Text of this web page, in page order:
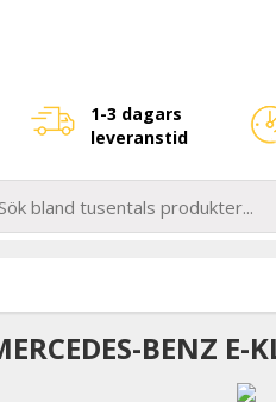
1-3 dagars
leveranstid
BENZ E-